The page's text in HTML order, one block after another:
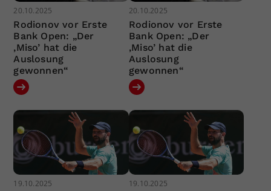
20.10.2025
Rodionov vor Erste
Bank Open: „Der
‚Miso’ hat die
Auslosung
gewonnen“
20.10.2025
Rodionov vor Erste
Bank Open: „Der
‚Miso’ hat die
Auslosung
gewonnen“
19.10.2025 19.10.2025